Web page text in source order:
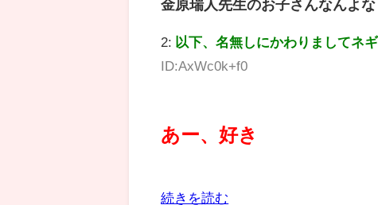
金原瑞人先生のお子さんなんよな
2: 以下、名無しにかわりましてネ
ID:AxWc0k+f0
あー、好き
続きを読む